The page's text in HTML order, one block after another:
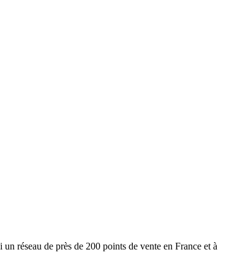
réseau de près de 200 points de vente en France et à